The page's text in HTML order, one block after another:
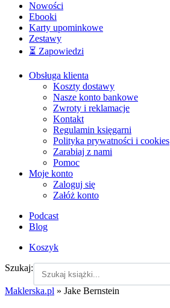
Nowości
Ebooki
Karty upominkowe
Zestawy
⏳ Zapowiedzi
Obsługa klienta
Koszty dostawy
Nasze konto bankowe
Zwroty i reklamacje
Kontakt
Regulamin księgarni
Polityka prywatności i cookies
Zarabiaj z nami
Pomoc
Moje konto
Zaloguj się
Załóż konto
Podcast
Blog
Koszyk
Szukaj:
Maklerska.pl » Jake Bernstein